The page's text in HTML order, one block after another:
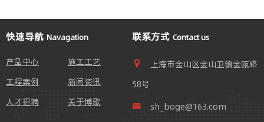
快速导航 Navagation
产品中心 施工工艺
工程案例 新闻资讯
人才招聘 关于博歌
联系方式 Contact us
上海市金山区金山卫镇金瓯路
58号
sh_boge@163.com